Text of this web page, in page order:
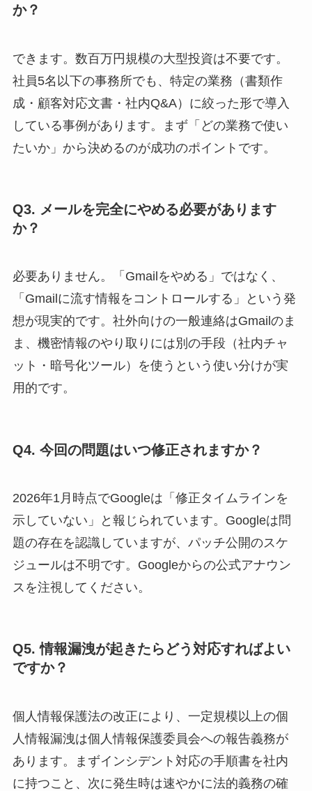
か？
できます。数百万円規模の大型投資は不要です。
社員5名以下の事務所でも、特定の業務（書類作
成・顧客対応文書・社内Q&A）に絞った形で導入
している事例があります。まず「どの業務で使い
たいか」から決めるのが成功のポイントです。
Q3. メールを完全にやめる必要があります
か？
必要ありません。「Gmailをやめる」ではなく、
「Gmailに流す情報をコントロールする」という発
想が現実的です。社外向けの一般連絡はGmailのま
ま、機密情報のやり取りには別の手段（社内チャ
ット・暗号化ツール）を使うという使い分けが実
用的です。
Q4. 今回の問題はいつ修正されますか？
2026年1月時点でGoogleは「修正タイムラインを
示していない」と報じられています。Googleは問
題の存在を認識していますが、パッチ公開のスケ
ジュールは不明です。Googleからの公式アナウン
スを注視してください。
Q5. 情報漏洩が起きたらどう対応すればよい
ですか？
個人情報保護法の改正により、一定規模以上の個
人情報漏洩は個人情報保護委員会への報告義務が
あります。まずインシデント対応の手順書を社内
に持つこと、次に発生時は速やかに法的義務の確